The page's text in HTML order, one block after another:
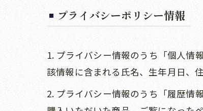
プライバシーポリシー情報
1. プライバシー情報のうち「個人情
該情報に含まれる氏名、生年月日、
2. プライバシー情報のうち「履歴情